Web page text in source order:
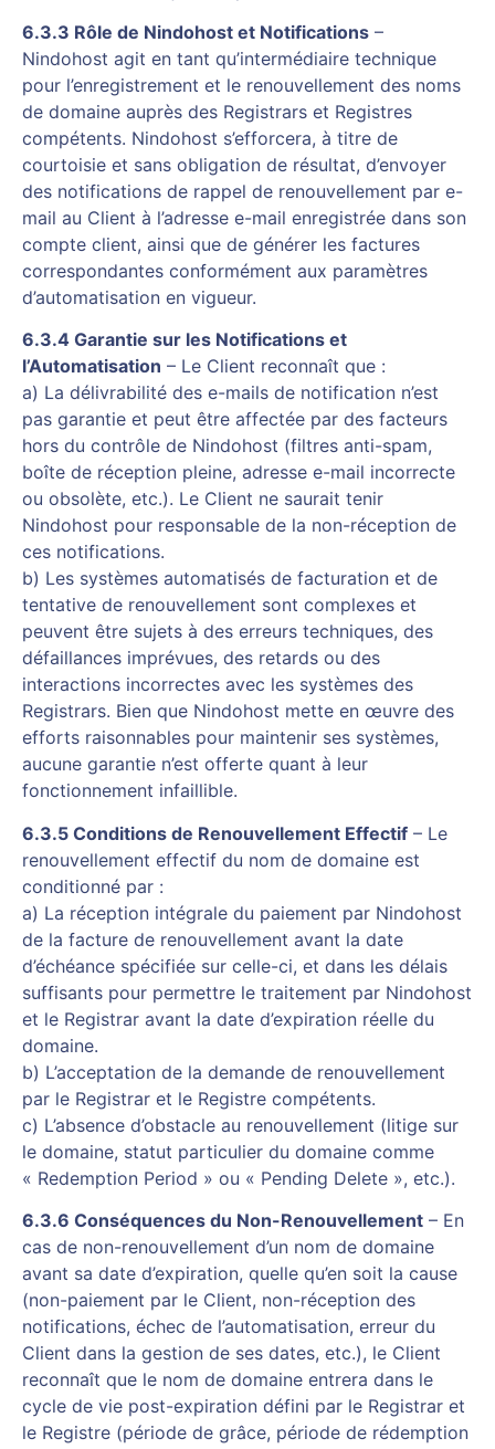
6.3.3 Rôle de Nindohost et Notifications –
Nindohost agit en tant qu’intermédiaire technique
pour l’enregistrement et le renouvellement des noms
de domaine auprès des Registrars et Registres
compétents. Nindohost s’efforcera, à titre de
courtoisie et sans obligation de résultat, d’envoyer
des notifications de rappel de renouvellement par e-
mail au Client à l’adresse e-mail enregistrée dans son
compte client, ainsi que de générer les factures
correspondantes conformément aux paramètres
d’automatisation en vigueur.
6.3.4 Garantie sur les Notifications et
l’Automatisation – Le Client reconnaît que :
a) La délivrabilité des e-mails de notification n’est
pas garantie et peut être affectée par des facteurs
hors du contrôle de Nindohost (filtres anti-spam,
boîte de réception pleine, adresse e-mail incorrecte
ou obsolète, etc.). Le Client ne saurait tenir
Nindohost pour responsable de la non-réception de
ces notifications.
b) Les systèmes automatisés de facturation et de
tentative de renouvellement sont complexes et
peuvent être sujets à des erreurs techniques, des
défaillances imprévues, des retards ou des
interactions incorrectes avec les systèmes des
Registrars. Bien que Nindohost mette en œuvre des
efforts raisonnables pour maintenir ses systèmes,
aucune garantie n’est offerte quant à leur
fonctionnement infaillible.
6.3.5 Conditions de Renouvellement Effectif – Le
renouvellement effectif du nom de domaine est
conditionné par :
a) La réception intégrale du paiement par Nindohost
de la facture de renouvellement avant la date
d’échéance spécifiée sur celle-ci, et dans les délais
suffisants pour permettre le traitement par Nindohost
et le Registrar avant la date d’expiration réelle du
domaine.
b) L’acceptation de la demande de renouvellement
par le Registrar et le Registre compétents.
c) L’absence d’obstacle au renouvellement (litige sur
le domaine, statut particulier du domaine comme
« Redemption Period » ou « Pending Delete », etc.).
6.3.6 Conséquences du Non-Renouvellement – En
cas de non-renouvellement d’un nom de domaine
avant sa date d’expiration, quelle qu’en soit la cause
(non-paiement par le Client, non-réception des
notifications, échec de l’automatisation, erreur du
Client dans la gestion de ses dates, etc.), le Client
reconnaît que le nom de domaine entrera dans le
cycle de vie post-expiration défini par le Registrar et
le Registre (période de grâce, période de rédemption